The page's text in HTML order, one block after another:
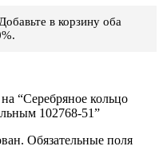
Добавьте в корзину оба
“Серебряное кольцо
102768-51”
Обязательные поля